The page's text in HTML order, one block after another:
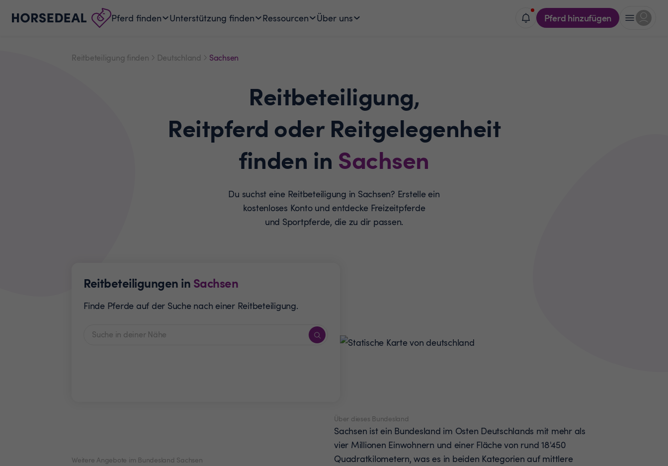
Pferd finden Unterstützung finden Ressourcen Über uns Pferd hinzufügen
Reitbeteiligung finden Deutschland Sachsen
Reitbeteiligung,
Reitpferd oder Reitgelegenheit
finden in Sachsen
Du suchst eine Reitbeteiligung in Sachsen? Erstelle ein
kostenloses Konto und entdecke Freizeitpferde
und Sportpferde, die zu dir passen.
Reitbeteiligungen in Sachsen
Finde Pferde auf der Suche nach einer Reitbeteiligung.
Weitere Angebote im Bundesland Sachsen
Über dieses Bundesland
Sachsen ist ein Bundesland im Osten Deutschlands mit mehr als
vier Millionen Einwohnern und einer Fläche von rund 18'450
Quadratkilometern, was es in beiden Kategorien auf mittlere